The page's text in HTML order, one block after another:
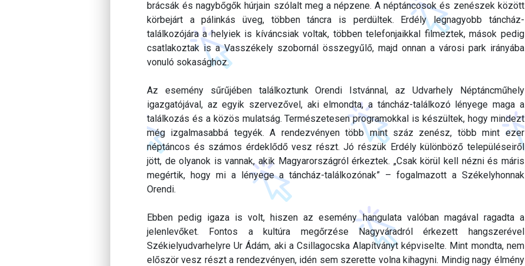
brácsák és nagybőgők húrjain szólalt meg a népzene. A néptáncosok és zenészek között
körbejárt a pálinkás üveg, többen táncra is perdültek. Erdély legnagyobb táncház-
találkozójára a helyiek is kíváncsiak voltak, többen telefonjaikkal filmeztek, mások pedig
csatlakoztak is a Vasszékely szobornál összegyűlő, majd onnan a városi park irányába
vonuló sokasághoz.
Az esemény sűrűjében találkoztunk Orendi Istvánnal, az Udvarhely Néptáncműhely
igazgatójával, az egyik szervezővel, aki elmondta, a táncház-találkozó lényege maga a
találkozás és a közös mulatság. Természetesen programokkal is készültek, hogy mindezt
még izgalmasabbá tegyék. A rendezvényen több mint száz zenész, több mint ezer
néptáncos és számos érdeklődő vesz részt. Jó részük Erdély különböző településeiről
jött, de olyanok is vannak, akik Magyarországról érkeztek. „Csak körül kell nézni és máris
megértik, hogy mi a lényege a táncház-találkozónak” – fogalmazott a Székelyhonnak
Orendi.
Ebben pedig igaza is volt, hiszen az esemény hangulata valóban magával ragadta a
jelenlevőket. Fontos a kultúra megőrzése Nagyváradról érkezett hangszerével
Székielyudvarhelyre Ur Ádám, aki a Csillagocska Alapítványt képviselte. Mint mondta, nem
először vesz részt a rendezvényen, idén sem szerette volna kihagyni. Mindig nagy élmény